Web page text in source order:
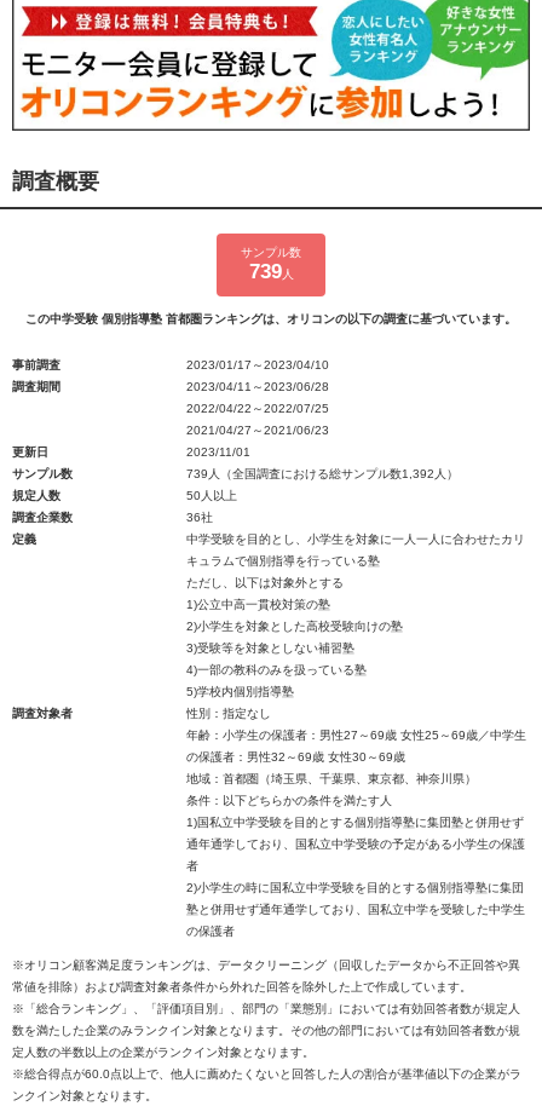
調査概要
サンプル数
739人
この中学受験 個別指導塾 首都圏ランキングは、オリコンの以下の調査に基づいています。
事前調査
2023/01/17～2023/04/10
調査期間
2023/04/11～2023/06/28
2022/04/22～2022/07/25
2021/04/27～2021/06/23
更新日
2023/11/01
サンプル数
739人（全国調査における総サンプル数1,392人）
規定人数
50人以上
調査企業数
36社
定義
中学受験を目的とし、小学生を対象に一人一人に合わせたカリ
キュラムで個別指導を行っている塾
ただし、以下は対象外とする
1)公立中高一貫校対策の塾
2)小学生を対象とした高校受験向けの塾
3)受験等を対象としない補習塾
4)一部の教科のみを扱っている塾
5)学校内個別指導塾
調査対象者
性別：指定なし
年齢：小学生の保護者：男性27～69歳 女性25～69歳／中学生
の保護者：男性32～69歳 女性30～69歳
地域：首都圏（埼玉県、千葉県、東京都、神奈川県）
条件：以下どちらかの条件を満たす人
1)国私立中学受験を目的とする個別指導塾に集団塾と併用せず
通年通学しており、国私立中学受験の予定がある小学生の保護
者
2)小学生の時に国私立中学受験を目的とする個別指導塾に集団
塾と併用せず通年通学しており、国私立中学を受験した中学生
の保護者
※オリコン顧客満足度ランキングは、データクリーニング（回収したデータから不正回答や異
常値を排除）および調査対象者条件から外れた回答を除外した上で作成しています。
※「総合ランキング」、「評価項目別」、部門の「業態別」においては有効回答者数が規定人
数を満たした企業のみランクイン対象となります。その他の部門においては有効回答者数が規
定人数の半数以上の企業がランクイン対象となります。
※総合得点が60.0点以上で、他人に薦めたくないと回答した人の割合が基準値以下の企業がラ
ンクイン対象となります。